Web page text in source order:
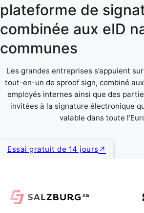
plateforme de
combinée aux eID
communes
Les grandes entreprises s’appuient
tout-en-un de sproof sign, combiné
employés internes ainsi que des
invitées à la signature électronique
valable dans toute
Essai gratuit de 14 jours